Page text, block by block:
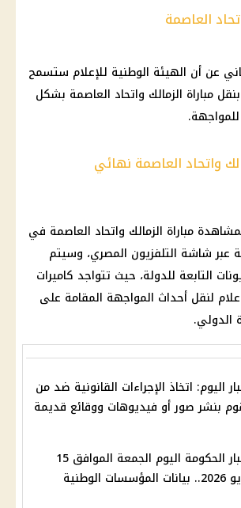
العاصمة
عن أن الهيئة الوطنية للإعلام ستسمح
مباراة الزمالك واتحاد العاصمة بشكل
واتحاد العاصمة نهائي
مباراة الزمالك واتحاد العاصمة في
عبر شاشة التلفزيون المصري، وسيتم
التابعة للدولة، حيث تتواجد كاميرات
لنقل أحداث المواجهة المقامة على
الدولي.
اليوم: اتخاذ الإجراءات القانونية ضد من
بنشر صور أو فيديوهات ووقائع قديمة
أخبار الحكومة اليوم الجمعة الموافق 15
الوطنية